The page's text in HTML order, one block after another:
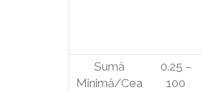
Sumă
Minimă/Cea
0.25 –
100